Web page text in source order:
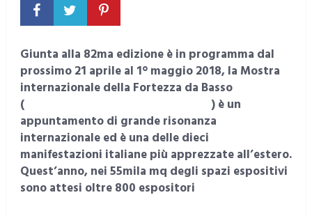
Giunta alla 82ma edizione è in programma dal
prossimo 21 aprile al 1° maggio 2018, la Mostra
internazionale della Fortezza da Basso
(http://www.mostraartigianato.it) è un
appuntamento di grande risonanza
internazionale ed è una delle dieci
manifestazioni italiane più apprezzate all’estero.
Quest’anno, nei 55mila mq degli spazi espositivi
sono attesi oltre 800 espositori